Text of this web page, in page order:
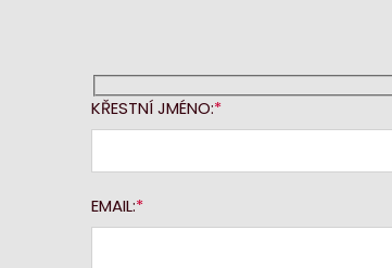
KŘESTNÍ JMÉNO:
EMAIL: